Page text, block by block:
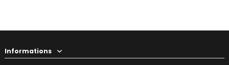
Informations